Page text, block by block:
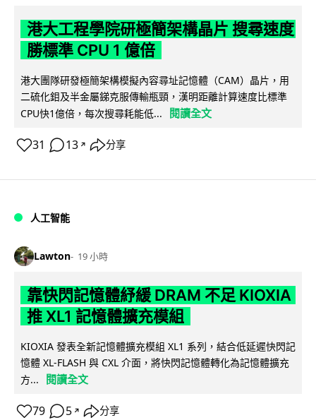
港大工程學院研極簡架構晶片 搜尋速度
勝標準 CPU 1 億倍
港大團隊研發極簡架構模擬內容尋址記憶體（CAM）晶片，用
二硫化鉬及半金屬銻克服傳輸瓶頸，漢明距離計算速度比標準
CPU快1億倍，每次搜尋耗能低...
閱讀全文
31 13 ↗ 分享
人工智能
Lawton 19 小時
靠快閃記憶體紓緩 DRAM 不足 KIOXIA
推 XL1 記憶體擴充模組
KIOXIA 發表全新記憶體擴充模組 XL1 系列，結合低延遲快閃記
憶體 XL-FLASH 與 CXL 介面，將快閃記憶體轉化為記憶體擴充
方...
閱讀全文
79 5 ↗ 分享